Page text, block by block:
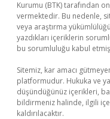
Kurumu (BTK) tarafından
vermektedir. Bu nedenle,
veya araştırma
yazdıkları içeriklerin
bu sorumluluğu kabul etmiş
Sitemiz, kar amacı
platformudur. Hukuka ve
düşündüğünüz içerikleri,
bildirmeniz halinde, ilgili
kaldırılacaktır.